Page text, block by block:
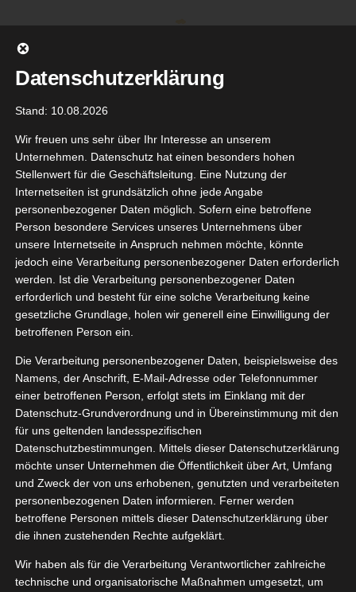
springen
Gehe zu ...
Zeige
grösseres
Bild
Datenschutzerklärung
Stand: 10.08.2026
Wir freuen uns sehr über Ihr Interesse an unserem
Unternehmen. Datenschutz hat einen besonders hohen
Stellenwert für die Geschäftsleitung. Eine Nutzung der
Internetseiten ist grundsätzlich ohne jede Angabe
personenbezogener Daten möglich. Sofern eine betroffene
Person besondere Services unseres Unternehmens über
unsere Internetseite in Anspruch nehmen möchte, könnte
jedoch eine Verarbeitung personenbezogener Daten erforderlich
werden. Ist die Verarbeitung personenbezogener Daten
erforderlich und besteht für eine solche Verarbeitung keine
gesetzliche Grundlage, holen wir generell eine Einwilligung der
betroffenen Person ein.
Die Verarbeitung personenbezogener Daten, beispielsweise des
Namens, der Anschrift, E-Mail-Adresse oder Telefonnummer
einer betroffenen Person, erfolgt stets im Einklang mit der
Datenschutz-Grundverordnung und in Übereinstimmung mit den
für uns geltenden landesspezifischen
Datenschutzbestimmungen. Mittels dieser Datenschutzerklärung
möchte unser Unternehmen die Öffentlichkeit über Art, Umfang
und Zweck der von uns erhobenen, genutzten und verarbeiteten
personenbezogenen Daten informieren. Ferner werden
betroffene Personen mittels dieser Datenschutzerklärung über
die ihnen zustehenden Rechte aufgeklärt.
Wir haben als für die Verarbeitung Verantwortlicher zahlreiche
technische und organisatorische Maßnahmen umgesetzt, um